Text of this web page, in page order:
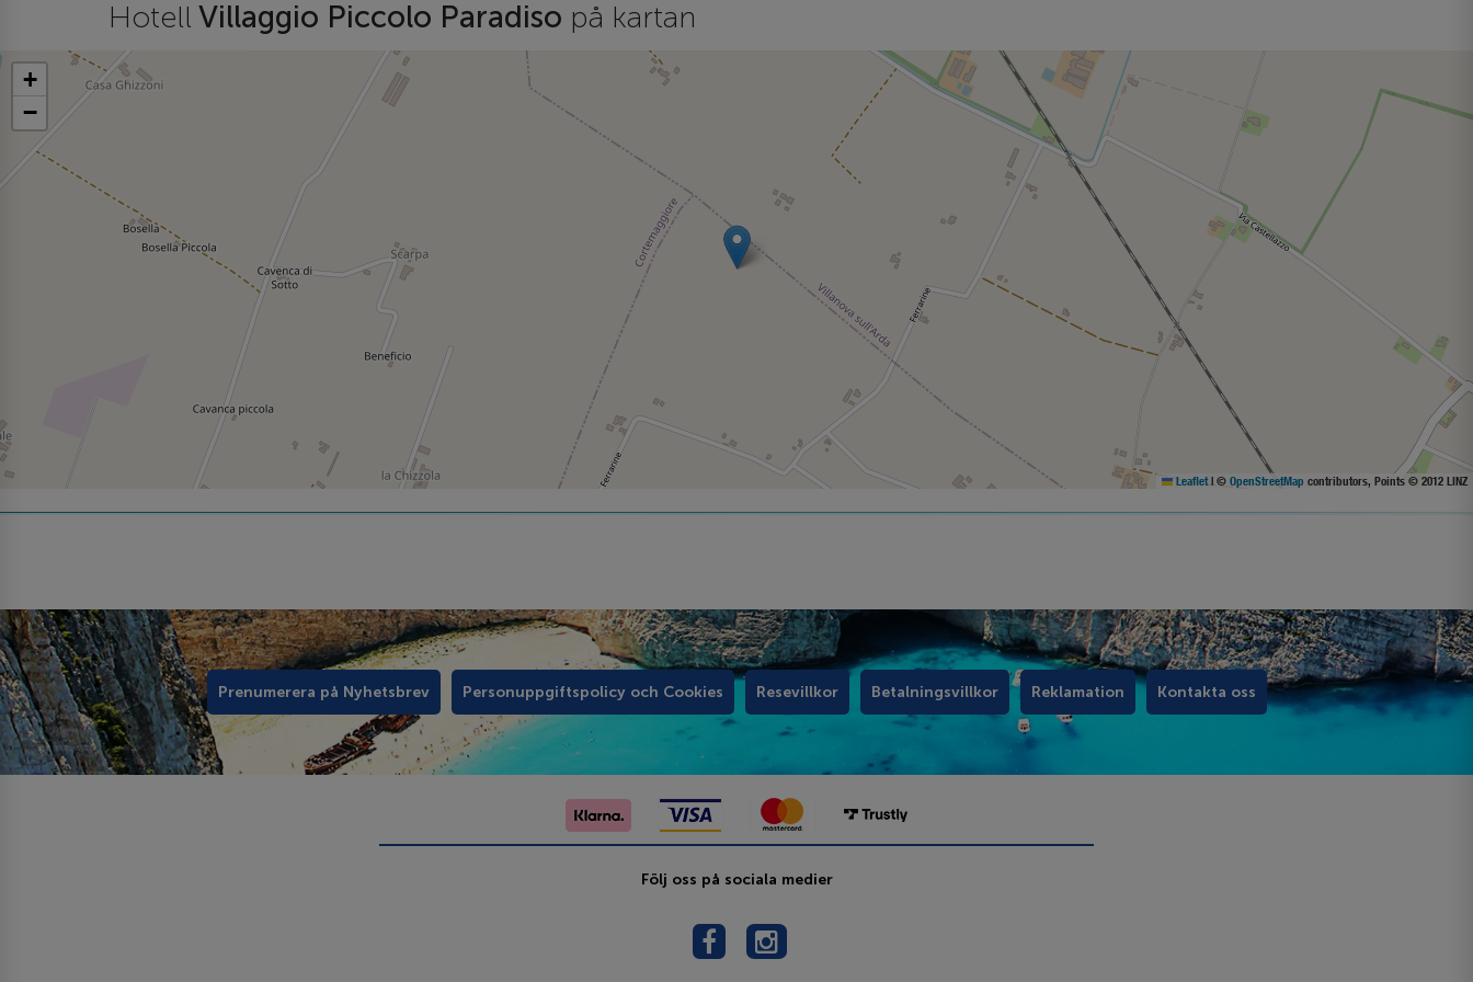
Hotell Villaggio Piccolo Paradiso på kartan
+
−
Leaflet | © OpenStreetMap contributors, Points © 2012 LINZ
Prenumerera på Nyhetsbrev Personuppgiftspolicy och Cookies Resevillkor Betalningsvillkor Reklamation Kontakta oss
Följ oss på sociala medier